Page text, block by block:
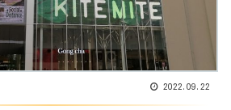
2022.09.22